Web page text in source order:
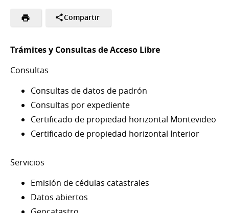
Compartir
Trámites y Consultas de Acceso Libre
Consultas
Consultas de datos de padrón
Consultas por expediente
Certificado de propiedad horizontal Montevideo
Certificado de propiedad horizontal Interior
Servicios
Emisión de cédulas catastrales
Datos abiertos